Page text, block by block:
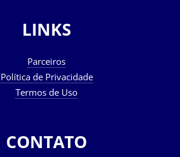
LINKS
Parceiros
Política de Privacidade
Termos de Uso
CONTATO